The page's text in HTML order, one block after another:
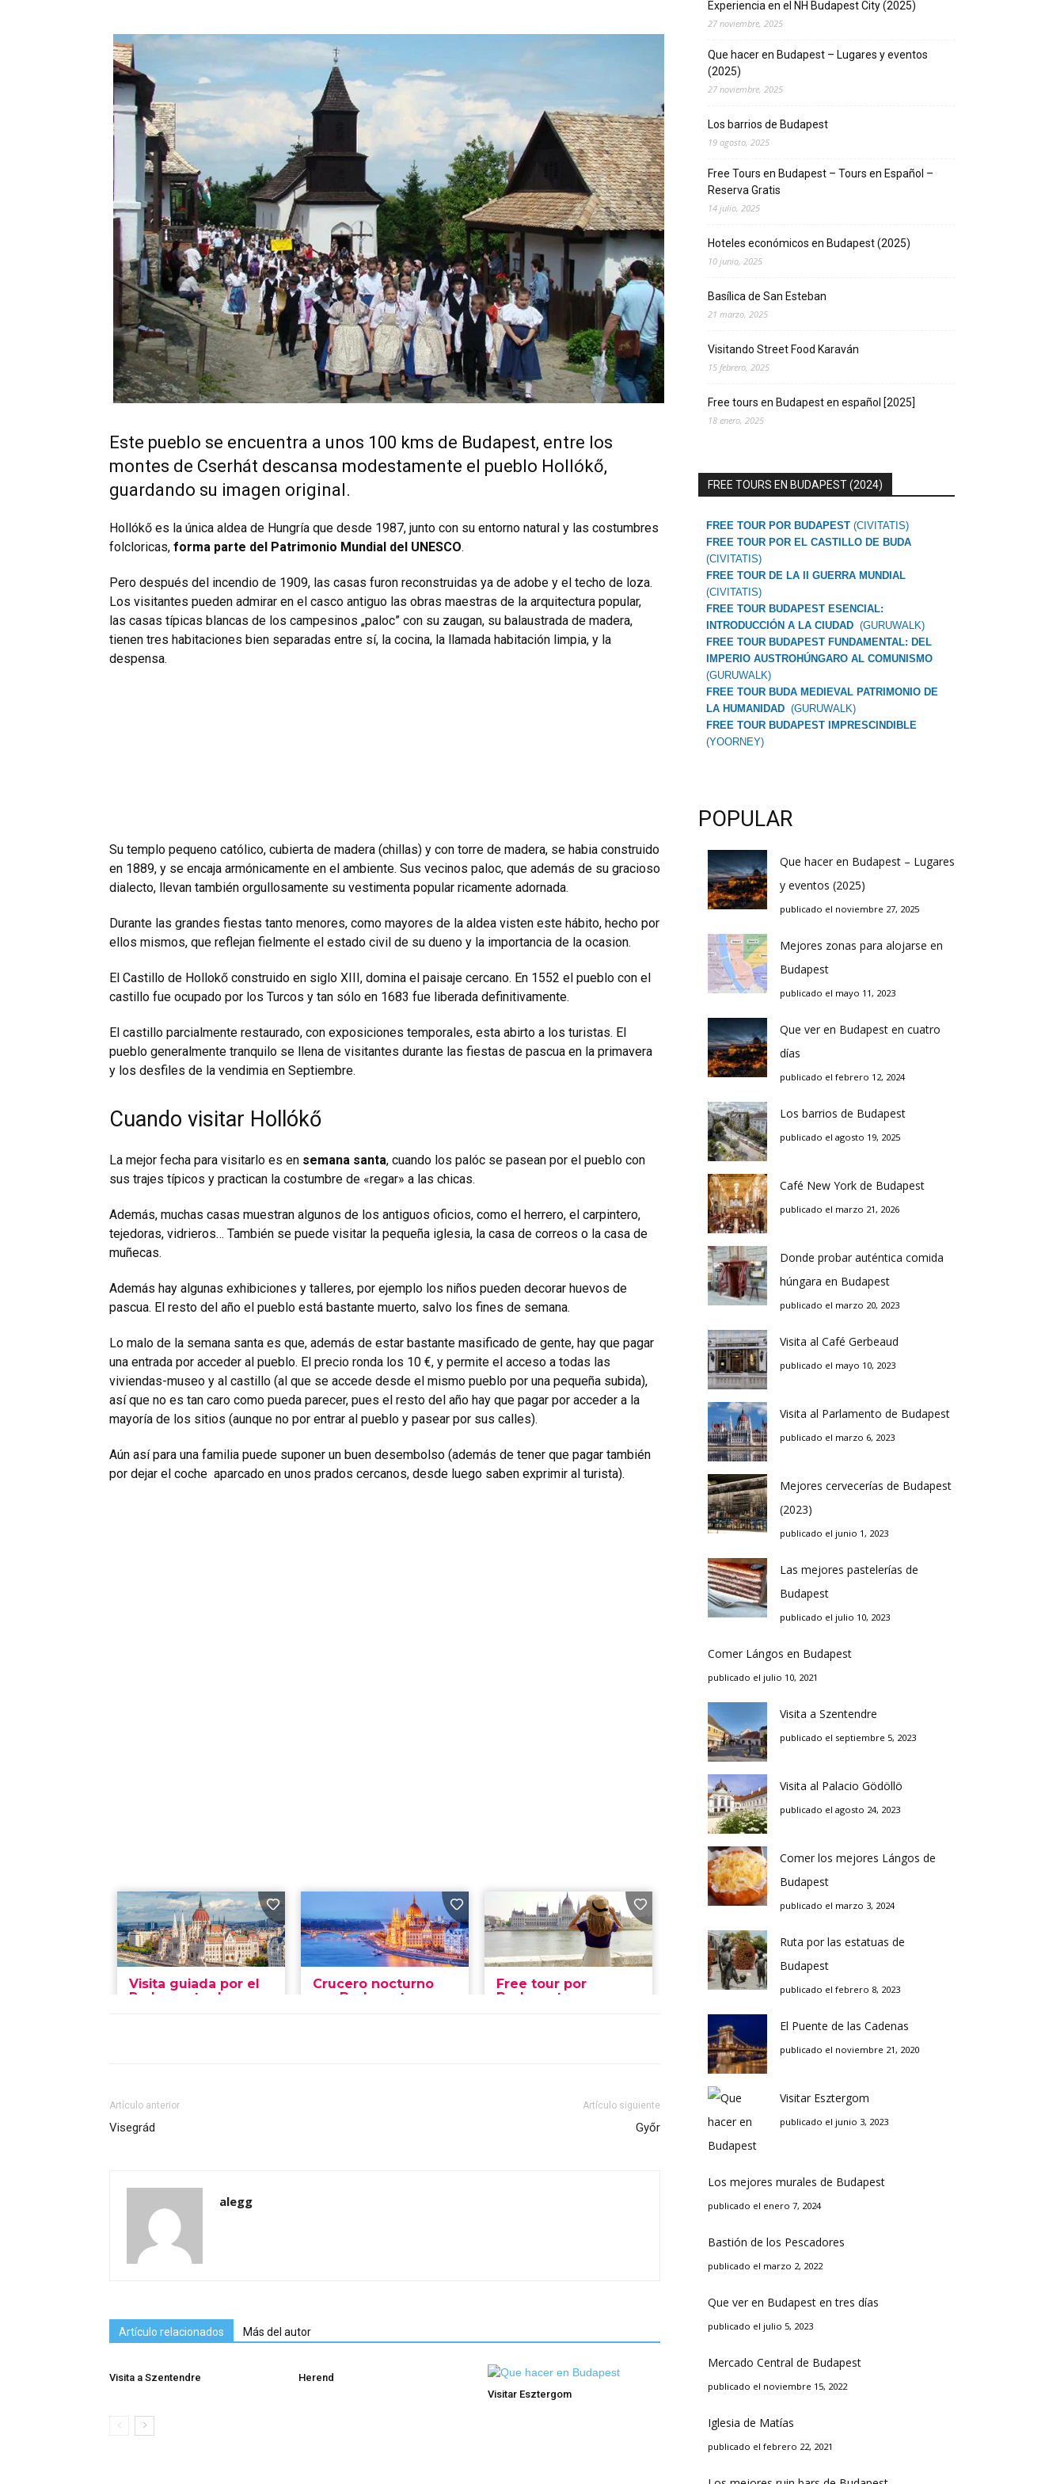
Este pueblo se encuentra a unos 100 kms de Budapest, entre los
montes de Cserhát descansa modestamente el pueblo Hollókő,
guardando su imagen original.
Hollókő es la única aldea de Hungría que desde 1987, junto con su entorno natural y las costumbres
folcloricas, forma parte del Patrimonio Mundial del UNESCO.
Pero después del incendio de 1909, las casas furon reconstruidas ya de adobe y el techo de loza.
Los visitantes pueden admirar en el casco antiguo las obras maestras de la arquitectura popular,
las casas típicas blancas de los campesinos „paloc” con su zaugan, su balaustrada de madera,
tienen tres habitaciones bien separadas entre sí, la cocina, la llamada habitación limpia, y la
despensa.
Su templo pequeno católico, cubierta de madera (chillas) y con torre de madera, se habia construido
en 1889, y se encaja armónicamente en el ambiente. Sus vecinos paloc, que además de su gracioso
dialecto, llevan también orgullosamente su vestimenta popular ricamente adornada.
Durante las grandes fiestas tanto menores, como mayores de la aldea visten este hábito, hecho por
ellos mismos, que reflejan fielmente el estado civil de su dueno y la importancia de la ocasion.
El Castillo de Hollokő construido en siglo XIII, domina el paisaje cercano. En 1552 el pueblo con el
castillo fue ocupado por los Turcos y tan sólo en 1683 fue liberada definitivamente.
El castillo parcialmente restaurado, con exposiciones temporales, esta abirto a los turistas. El
pueblo generalmente tranquilo se llena de visitantes durante las fiestas de pascua en la primavera
y los desfiles de la vendimia en Septiembre.
Cuando visitar Hollókő
La mejor fecha para visitarlo es en semana santa, cuando los palóc se pasean por el pueblo con
sus trajes típicos y practican la costumbre de «regar» a las chicas.
Además, muchas casas muestran algunos de los antiguos oficios, como el herrero, el carpintero,
tejedoras, vidrieros… También se puede visitar la pequeña iglesia, la casa de correos o la casa de
muñecas.
Además hay algunas exhibiciones y talleres, por ejemplo los niños pueden decorar huevos de
pascua. El resto del año el pueblo está bastante muerto, salvo los fines de semana.
Lo malo de la semana santa es que, además de estar bastante masificado de gente, hay que pagar
una entrada por acceder al pueblo. El precio ronda los 10 €, y permite el acceso a todas las
viviendas-museo y al castillo (al que se accede desde el mismo pueblo por una pequeña subida),
así que no es tan caro como pueda parecer, pues el resto del año hay que pagar por acceder a la
mayoría de los sitios (aunque no por entrar al pueblo y pasear por sus calles).
Aún así para una familia puede suponer un buen desembolso (además de tener que pagar también
por dejar el coche aparcado en unos prados cercanos, desde luego saben exprimir al turista).
Artículo anterior
Visegrád
Artículo siguiente
Győr
alegg
Artículo relacionados Más del autor
Visita a Szentendre
Herend
Visitar Esztergom
Experiencia en el NH Budapest City (2025)
27 noviembre, 2025
Que hacer en Budapest – Lugares y eventos
(2025)
27 noviembre, 2025
Los barrios de Budapest
19 agosto, 2025
Free Tours en Budapest – Tours en Español –
Reserva Gratis
14 julio, 2025
Hoteles económicos en Budapest (2025)
10 junio, 2025
Basílica de San Esteban
21 marzo, 2025
Visitando Street Food Karaván
15 febrero, 2025
Free tours en Budapest en español [2025]
18 enero, 2025
FREE TOURS EN BUDAPEST (2024)
FREE TOUR POR BUDAPEST (CIVITATIS)
FREE TOUR POR EL CASTILLO DE BUDA
(CIVITATIS)
FREE TOUR DE LA II GUERRA MUNDIAL
(CIVITATIS)
FREE TOUR BUDAPEST ESENCIAL:
INTRODUCCIÓN A LA CIUDAD (GURUWALK)
FREE TOUR BUDAPEST FUNDAMENTAL: DEL
IMPERIO AUSTROHÚNGARO AL COMUNISMO
(GURUWALK)
FREE TOUR BUDA MEDIEVAL PATRIMONIO DE
LA HUMANIDAD (GURUWALK)
FREE TOUR BUDAPEST IMPRESCINDIBLE
(YOORNEY)
POPULAR
Que hacer en Budapest – Lugares
y eventos (2025)
publicado el noviembre 27, 2025
Mejores zonas para alojarse en
Budapest
publicado el mayo 11, 2023
Que ver en Budapest en cuatro
días
publicado el febrero 12, 2024
Los barrios de Budapest
publicado el agosto 19, 2025
Café New York de Budapest
publicado el marzo 21, 2026
Donde probar auténtica comida
húngara en Budapest
publicado el marzo 20, 2023
Visita al Café Gerbeaud
publicado el mayo 10, 2023
Visita al Parlamento de Budapest
publicado el marzo 6, 2023
Mejores cervecerías de Budapest
(2023)
publicado el junio 1, 2023
Las mejores pastelerías de
Budapest
publicado el julio 10, 2023
Comer Lángos en Budapest
publicado el julio 10, 2021
Visita a Szentendre
publicado el septiembre 5, 2023
Visita al Palacio Gödöllö
publicado el agosto 24, 2023
Comer los mejores Lángos de
Budapest
publicado el marzo 3, 2024
Ruta por las estatuas de
Budapest
publicado el febrero 8, 2023
El Puente de las Cadenas
publicado el noviembre 21, 2020
Visitar Esztergom
publicado el junio 3, 2023
Los mejores murales de Budapest
publicado el enero 7, 2024
Bastión de los Pescadores
publicado el marzo 2, 2022
Que ver en Budapest en tres días
publicado el julio 5, 2023
Mercado Central de Budapest
publicado el noviembre 15, 2022
Iglesia de Matías
publicado el febrero 22, 2021